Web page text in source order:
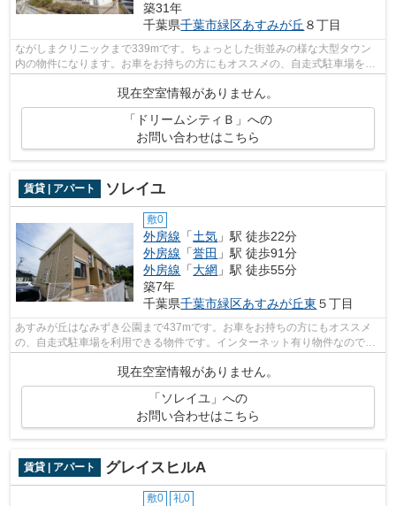
築31年
千葉県千葉市緑区あすみが丘 ８丁目
ながしまクリニックまで339mです。ちょっとした街並みの様な大型タウン
内の物件になります。お車をお持ちの方にもオススメの、自走式駐車場を利
現在空室情報がありません。
「ドリームシティＢ」への
お問い合わせはこちら
賃貸 | アパート ソレイユ
敷0
外房線 「土気 」駅 徒歩22分
外房線 「誉田 」駅 徒歩91分
外房線 「大網 」駅 徒歩55分
築7年
千葉県千葉市緑区あすみが丘東 ５丁目
あすみが丘はなみずき公園まで437mです。お車をお持ちの方にもオススメ
の、自走式駐車場を利用できる物件です。インターネット有り物件なので、
ネットをよく使う方におすすめです。ご...
現在空室情報がありません。
「ソレイユ」への
お問い合わせはこちら
賃貸 | アパート グレイスヒルA
敷0 礼0